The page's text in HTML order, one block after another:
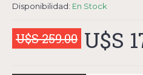
Disponibilidad: En Stock
U$S 259.00 U$S